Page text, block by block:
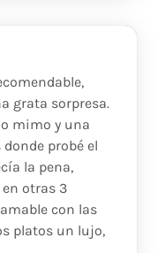
grata sorpresa.
mimo y una
probé el
la pena,
otras 3
con las
platos un lujo,